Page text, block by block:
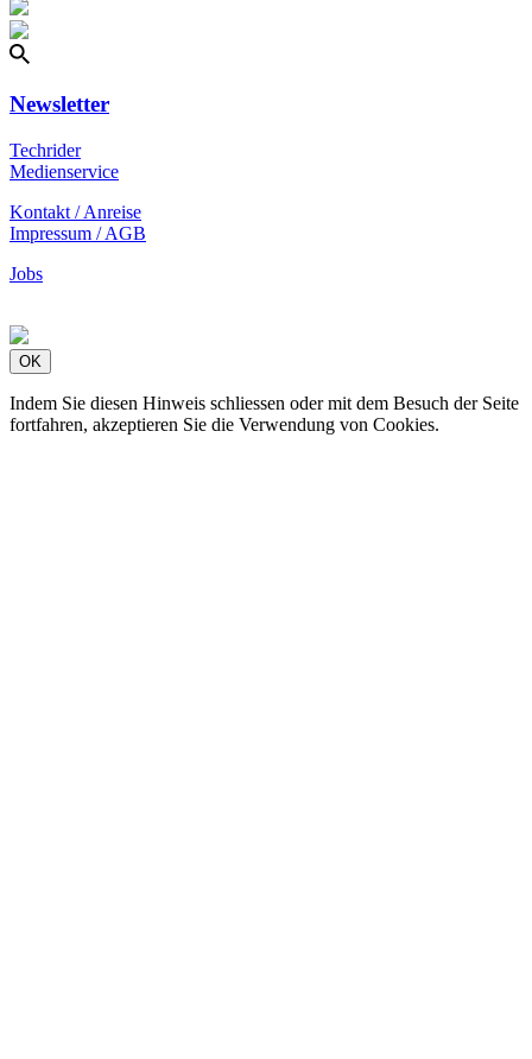
Newsletter
Techrider
Medienservice
Kontakt / Anreise
Impressum / AGB
Jobs
OK
Indem Sie diesen Hinweis schliessen oder mit dem Besuch der Seite
fortfahren, akzeptieren Sie die Verwendung von Cookies.